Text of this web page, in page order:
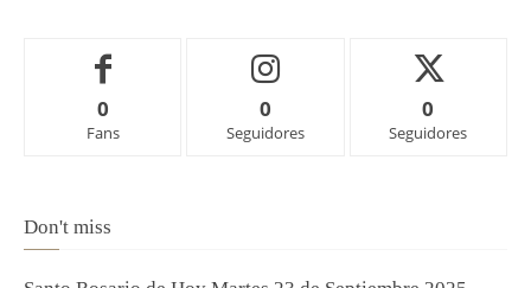
0
Fans
0
Seguidores
0
Seguidores
Don't miss